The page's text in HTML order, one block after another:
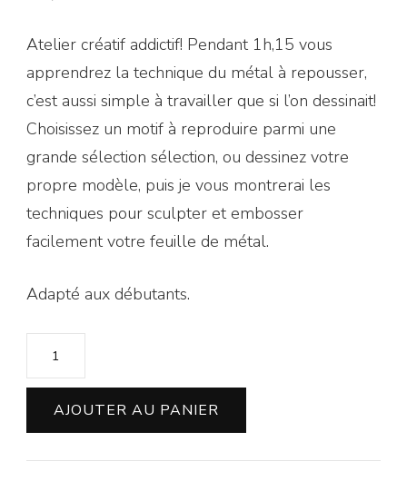
Atelier créatif addictif! Pendant 1h,15 vous
apprendrez la technique du métal à repousser,
c’est aussi simple à travailler que si l’on dessinait!
Choisissez un motif à reproduire parmi une
grande sélection sélection, ou dessinez votre
propre modèle, puis je vous montrerai les
techniques pour sculpter et embosser
facilement votre feuille de métal.
Adapté aux débutants.
quantité
de
Atelier
Gravure
métal
AJOUTER AU PANIER